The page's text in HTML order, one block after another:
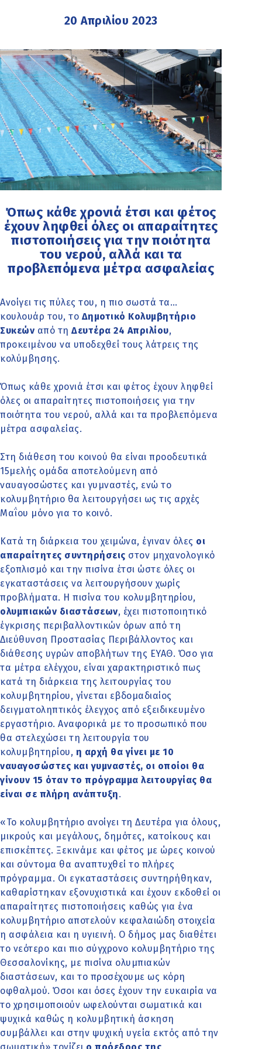
20 Απριλίου 2023
Όπως κάθε χρονιά έτσι και φέτος
έχουν ληφθεί όλες οι απαραίτητες
πιστοποιήσεις για την ποιότητα
του νερού, αλλά και τα
προβλεπόμενα μέτρα ασφαλείας
Ανοίγει τις πύλες του, η πιο σωστά τα…
κουλουάρ του, το Δημοτικό Κολυμβητήριο
Συκεών από τη Δευτέρα 24 Απριλίου,
προκειμένου να υποδεχθεί τους λάτρεις της
κολύμβησης.
Όπως κάθε χρονιά έτσι και φέτος έχουν ληφθεί
όλες οι απαραίτητες πιστοποιήσεις για την
ποιότητα του νερού, αλλά και τα προβλεπόμενα
μέτρα ασφαλείας.
Στη διάθεση του κοινού θα είναι προοδευτικά
15μελής ομάδα αποτελούμενη από
ναυαγοσώστες και γυμναστές, ενώ το
κολυμβητήριο θα λειτουργήσει ως τις αρχές
Μαΐου μόνο για το κοινό.
Κατά τη διάρκεια του χειμώνα, έγιναν όλες οι
απαραίτητες συντηρήσεις στον μηχανολογικό
εξοπλισμό και την πισίνα έτσι ώστε όλες οι
εγκαταστάσεις να λειτουργήσουν χωρίς
προβλήματα. Η πισίνα του κολυμβητηρίου,
ολυμπιακών διαστάσεων, έχει πιστοποιητικό
έγκρισης περιβαλλοντικών όρων από τη
Διεύθυνση Προστασίας Περιβάλλοντος και
διάθεσης υγρών αποβλήτων της ΕΥΑΘ. Όσο για
τα μέτρα ελέγχου, είναι χαρακτηριστικό πως
κατά τη διάρκεια της λειτουργίας του
κολυμβητηρίου, γίνεται εβδομαδιαίος
δειγματοληπτικός έλεγχος από εξειδικευμένο
εργαστήριο. Αναφορικά με το προσωπικό που
θα στελεχώσει τη λειτουργία του
κολυμβητηρίου, η αρχή θα γίνει με 10
ναυαγοσώστες και γυμναστές, οι οποίοι θα
γίνουν 15 όταν το πρόγραμμα λειτουργίας θα
είναι σε πλήρη ανάπτυξη.
«Το κολυμβητήριο ανοίγει τη Δευτέρα για όλους,
μικρούς και μεγάλους, δημότες, κατοίκους και
επισκέπτες. Ξεκινάμε και φέτος με ώρες κοινού
και σύντομα θα αναπτυχθεί το πλήρες
πρόγραμμα. Οι εγκαταστάσεις συντηρήθηκαν,
καθαρίστηκαν εξονυχιστικά και έχουν εκδοθεί οι
απαραίτητες πιστοποιήσεις καθώς για ένα
κολυμβητήριο αποτελούν κεφαλαιώδη στοιχεία
η ασφάλεια και η υγιεινή. Ο δήμος μας διαθέτει
το νεότερο και πιο σύγχρονο κολυμβητήριο της
Θεσσαλονίκης, με πισίνα ολυμπιακών
διαστάσεων, και το προσέχουμε ως κόρη
οφθαλμού. Όσοι και όσες έχουν την ευκαιρία να
το χρησιμοποιούν ωφελούνται σωματικά και
ψυχικά καθώς η κολυμβητική άσκηση
συμβάλλει και στην ψυχική υγεία εκτός από την
σωματική» τονίζει ο πρόεδρος της